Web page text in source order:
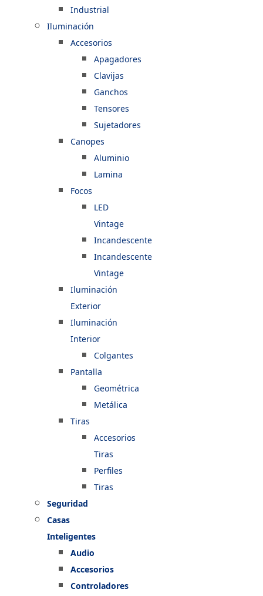
Industrial
Iluminación
Accesorios
Apagadores
Clavijas
Ganchos
Tensores
Sujetadores
Canopes
Aluminio
Lamina
Focos
LED
Vintage
Incandescente
Incandescente
Vintage
Iluminación
Exterior
Iluminación
Interior
Colgantes
Pantalla
Geométrica
Metálica
Tiras
Accesorios
Tiras
Perfiles
Tiras
Seguridad
Casas
Inteligentes
Audio
Accesorios
Controladores